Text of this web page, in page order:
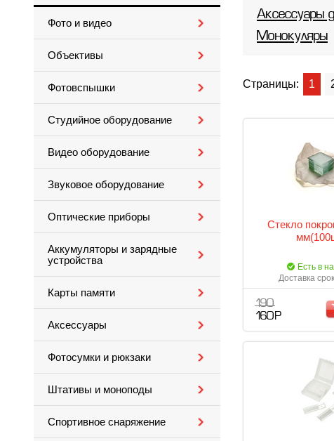
Фото и видео
Объективы
Фотовспышки
Студийное оборудование
Видео оборудование
Звуковое оборудование
Оптические приборы
Аккумуляторы и зарядные
устройства
Карты памяти
Аксессуары
Фотосумки и рюкзаки
Штативы и моноподы
Спортивное снаряжение
Аксессуары
Монокуляры
Страницы: 1
Стекло
Есть в
Доставка
190
160 Р